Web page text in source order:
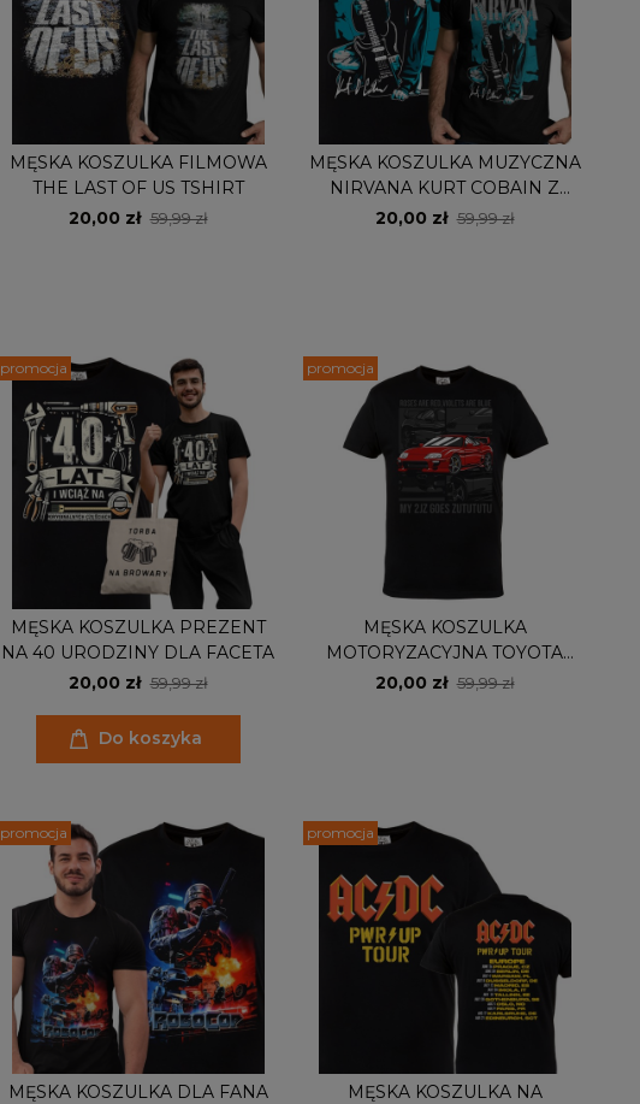
MĘSKA KOSZULKA FILMOWA
THE LAST OF US TSHIRT
20,00 zł 59,99 zł
MĘSKA KOSZULKA MUZYCZNA
NIRVANA KURT COBAIN Z
GITARĄ VINTAGE
20,00 zł 59,99 zł
MĘSKA KOSZULKA PREZENT
NA 40 URODZINY DLA FACETA
20,00 zł 59,99 zł
Do koszyka
promocja
MĘSKA KOSZULKA
MOTORYZACYJNA TOYOTA
SUPRA POEMS
20,00 zł 59,99 zł
promocja
MĘSKA KOSZULKA DLA FANA
promocja
MĘSKA KOSZULKA NA
promocja